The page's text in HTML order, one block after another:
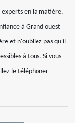
experts en la matière.
à Grand ouest
et n'oubliez pas qu'il
à tous. Si vous
le téléphoner